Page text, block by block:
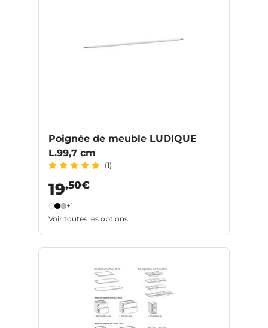
Poignée de meuble LUDIQUE
L.99,7 cm
(1)
19,50€
+1
Voir toutes les options